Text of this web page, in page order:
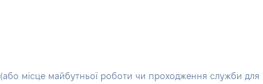
(або місце майбутньої роботи чи проходження служби для